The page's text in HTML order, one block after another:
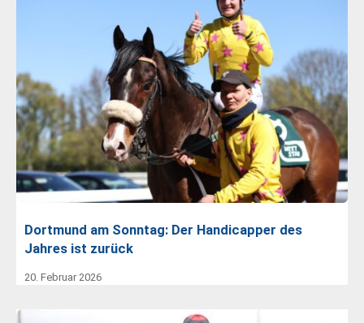
Dortmund am Sonntag: Der Handicapper des
Jahres ist zurück
20. Februar 2026